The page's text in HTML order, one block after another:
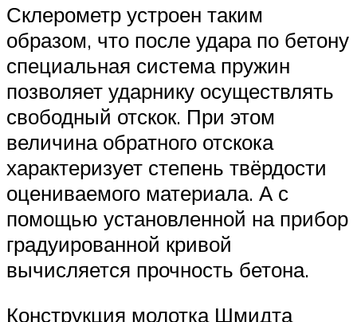
Склерометр устроен таким
образом, что после удара по бетону
специальная система пружин
позволяет ударнику осуществлять
свободный отскок. При этом
величина обратного отскока
характеризует степень твёрдости
оцениваемого материала. А с
помощью установленной на прибор
градуированной кривой
вычисляется прочность бетона.
Конструкция молотка Шмидта